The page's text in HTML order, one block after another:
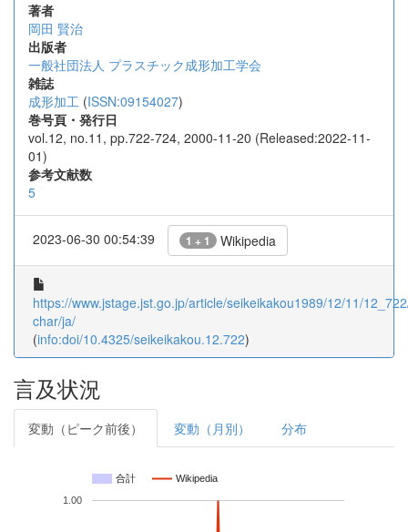
著者
岡田 賢治
出版者
一般社団法人 プラスチック成形加工学会
雑誌
成形加工 (ISSN:09154027)
巻号頁・発行日
vol.12, no.11, pp.722-724, 2000-11-20 (Released:2022-11-
01)
参考文献数
5
2023-06-30 00:54:39 1 + 1 Wikipedia
https://www.jstage.jst.go.jp/article/seikeikakou1989/12/11/
char/ja/
(info:doi/10.4325/seikeikakou.12.722)
言及状況
変動（ピーク前後） 変動（月別） 分布
合計 Wikipedia
1.00